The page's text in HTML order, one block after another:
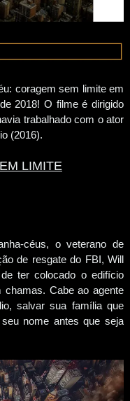
coragem sem limite em
2018! O filme é dirigido
trabalhado com o ator
(2016).
LIMITE
céus, o veterano de
de resgate do FBI, Will
ter colocado o edifício
Cabe ao agente
salvar sua família que
nome antes que seja